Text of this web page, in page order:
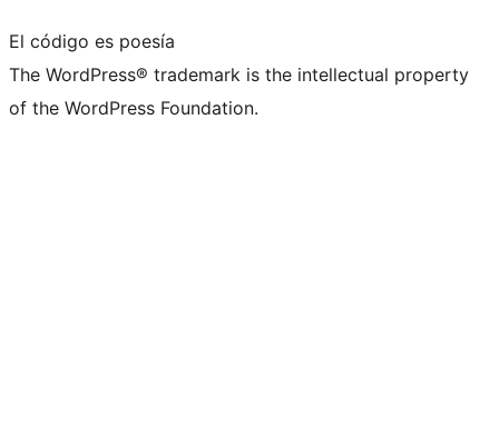
El código es poesía
The WordPress® trademark is the intellectual property
of the WordPress Foundation.